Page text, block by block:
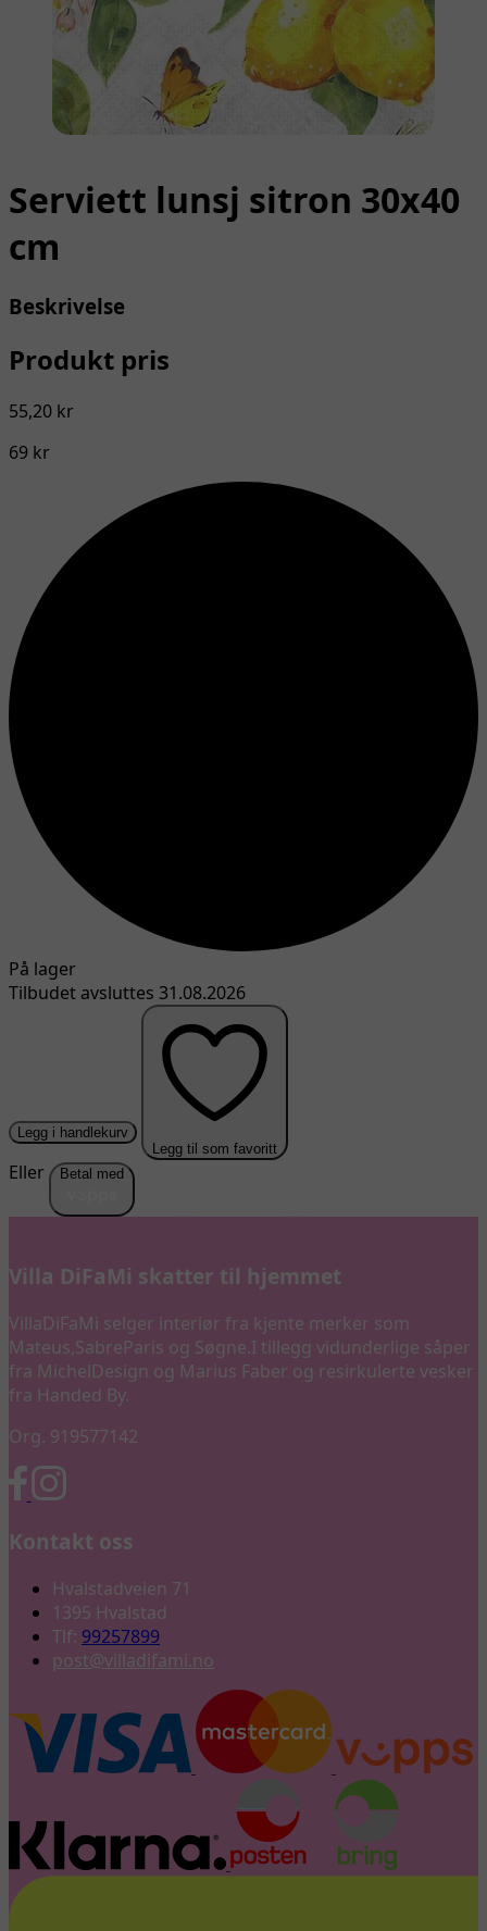
Serviett lunsj sitron 30x40
cm
Beskrivelse
Produkt pris
55,20 kr
69 kr
På lager
Tilbudet avsluttes 31.08.2026
Legg i handlekurv
Legg til som favoritt
Eller Betal med
Villa DiFaMi skatter til hjemmet
VillaDiFaMi selger interiør fra kjente merker som
Mateus,SabreParis og Søgne.I tillegg vidunderlige såper
fra MichelDesign og Marius Faber og resirkulerte vesker
fra Handed By.
Org. 919577142
Kontakt oss
Hvalstadveien 71
1395 Hvalstad
Tlf: 99257899
post@villadifami.no